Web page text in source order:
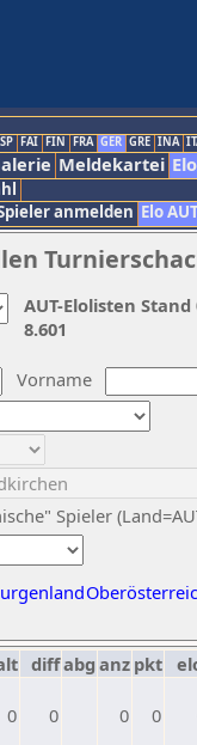
FAI FIN FRA GER GRE INA
Meldekartei
anmelden Elo
Vorname
Spieler
AUT-Elolisten
8.601
diffabg anz pkt
0 0 0 0